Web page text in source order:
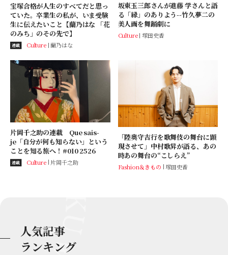
宝塚合格が人生のすべてだと思っ
ていた。卒業生の私が、いま受験
生に伝えたいこと【蘭乃はな 「花
のみち」のその先で】
連載 Culture 蘭乃はな
坂東玉三郎さんが進藤 学さんと語
る「縁」のありよう--竹久夢二の
美人画を舞踊劇に
Culture 塚田史香
片岡千之助の連載 Que sais-
je「自分が何も知らない」という
ことを知る旅へ！#010 2526
連載 Culture 片岡千之助
「陸奥守吉行を歌舞伎の舞台に顕
現させて」中村歌昇が語る、あの
時あの舞台の“こしらえ”
Fashion＆きもの 塚田史香
人気記事
ランキング